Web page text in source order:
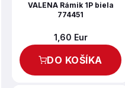
VALENA Rámik 1P biela
774451
1,60 Eur
DO KOŠÍKA